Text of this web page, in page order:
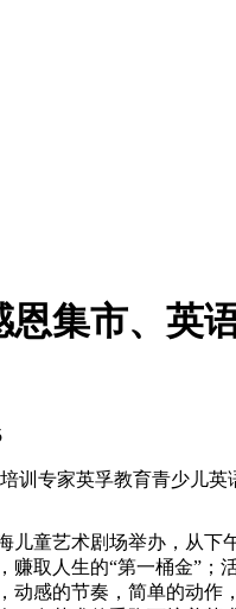
恩集市、
训专家英孚教育青少儿
儿童艺术剧场举办，从下
赚取人生的“第一桶金”；
动感的节奏，简单的动